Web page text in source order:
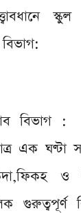
স্কুল
বিভাগ :
মাত্র এক
ও
গুরুত্বপূর্ণ